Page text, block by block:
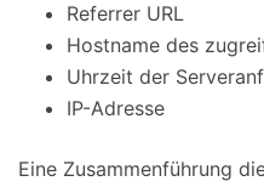
Referrer URL
Hostname des
Uhrzeit der
IP-Adresse
Eine Zusammenführung